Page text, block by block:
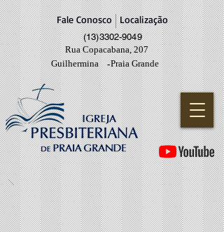
Fale Conosco Localização
(13)3302-9049
Rua Copacabana, 207
Guilhermina
Praia Grande
-